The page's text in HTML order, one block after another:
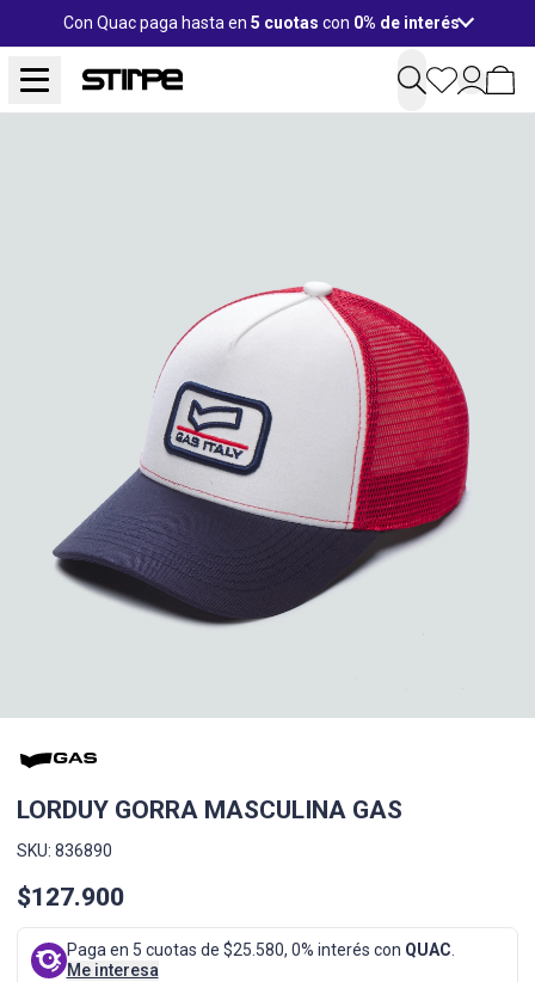
Con Quac paga hasta en 5 cuotas con 0% de interés
LORDUY GORRA MASCULINA GAS
SKU: 836890
$127.900
Paga en 5 cuotas de $25.580, 0% interés con QUAC.
Me interesa